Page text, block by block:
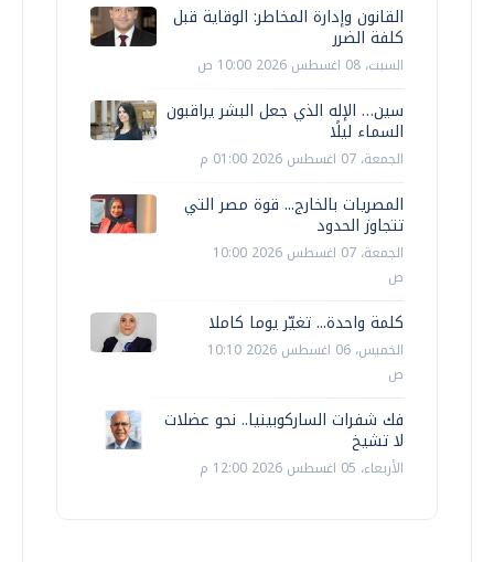
القانون وإدارة المخاطر: الوقاية قبل
كلفة الضرر
السبت، 08 اغسطس 2026 10:00 ص
سين… الإله الذي جعل البشر يراقبون
السماء ليلًا
الجمعة، 07 اغسطس 2026 01:00 م
المصريات بالخارج... قوة مصر التي
تتجاوز الحدود
الجمعة، 07 اغسطس 2026 10:00
ص
كلمة واحدة... تغيّر يوما كاملا
الخميس، 06 اغسطس 2026 10:10
ص
فك شفرات الساركوبينيا.. نحو عضلات
لا تشيخ
الأربعاء، 05 اغسطس 2026 12:00 م